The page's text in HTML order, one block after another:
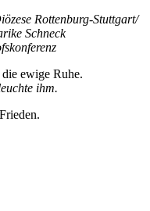
Rottenburg-Stuttgart/
Schneck
ewige Ruhe.
ihm.